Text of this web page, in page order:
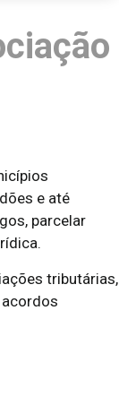
e até
parcelar
tributárias,